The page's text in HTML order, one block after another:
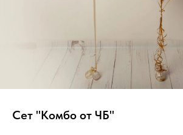
Сет "Комбо от ЧБ"